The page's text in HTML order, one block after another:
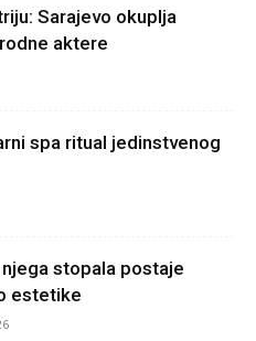
Sarajevo okuplja
aktere
spa ritual jedinstvenog
stopala postaje
estetike